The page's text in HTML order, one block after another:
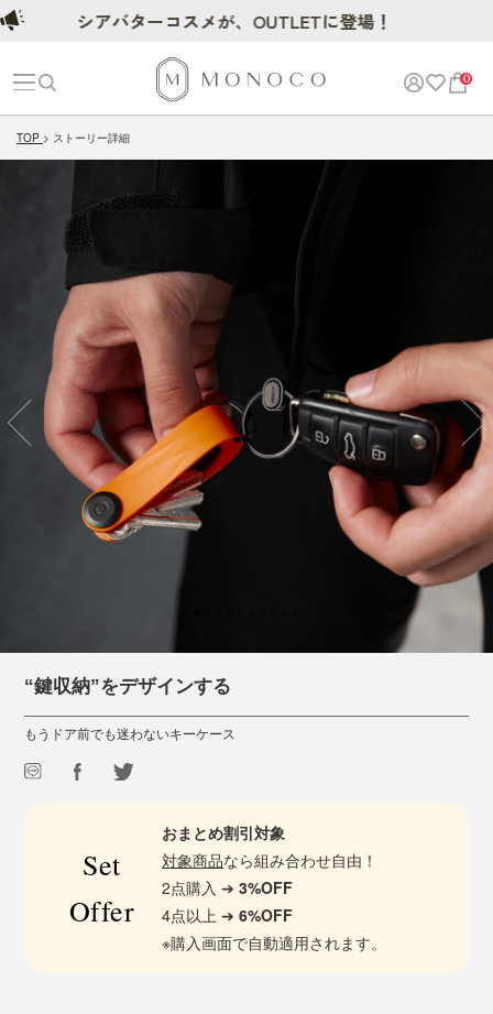
0
TOP ストーリー詳細
“鍵収納”をデザインする
もうドア前でも迷わないキーケース
Set
Offer
おまとめ割引対象
対象商品なら組み合わせ自由！
2点購入 ➔3%OFF
4点以上 ➔6%OFF
※購入画面で自動適用されます。
シアバターコスメが、OUTLETに登場！